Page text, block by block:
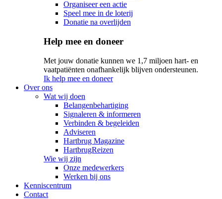
Organiseer een actie
Speel mee in de loterij
Donatie na overlijden
Help mee en doneer
Met jouw donatie kunnen we 1,7 miljoen hart- en
vaatpatiënten onafhankelijk blijven ondersteunen.
Ik help mee en doneer
Over ons
Wat wij doen
Belangenbehartiging
Signaleren & informeren
Verbinden & begeleiden
Adviseren
Hartbrug Magazine
HartbrugReizen
Wie wij zijn
Onze medewerkers
Werken bij ons
Kenniscentrum
Contact